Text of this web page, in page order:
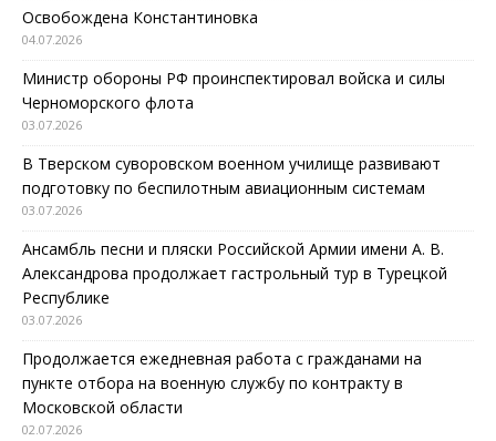
Освобождена Константиновка
04.07.2026
Министр обороны РФ проинспектировал войска и силы
Черноморского флота
03.07.2026
В Тверском суворовском военном училище развивают
подготовку по беспилотным авиационным системам
03.07.2026
Ансамбль песни и пляски Российской Армии имени А. В.
Александрова продолжает гастрольный тур в Турецкой
Республике
03.07.2026
Продолжается ежедневная работа с гражданами на
пункте отбора на военную службу по контракту в
Московской области
02.07.2026